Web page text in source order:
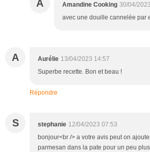
A Amandine Cooking 30/04/
avec une douille cannelée par
A Aurélie 13/04/2023 14:57
Superbe recette. Bon et beau !
Répondre
S stephanie 12/04/2023 07:53
bonjour<br /> a votre avis peut on
parmesan dans la pate pour un peu